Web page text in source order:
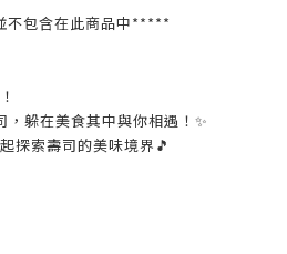
不包含在此商品中*****
，躲在美食其中與你相遇！✨
探索壽司的美味境界🎵